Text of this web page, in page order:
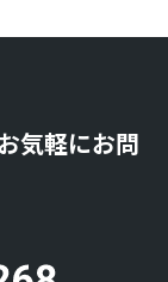
気軽にお問